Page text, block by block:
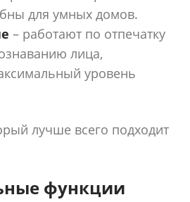
для умных домов.
– работают по отпечатку
лица,
уровень
лучше всего подходит
функции